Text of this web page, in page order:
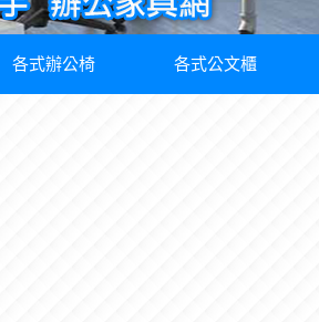
各式辦公椅 各式公文櫃